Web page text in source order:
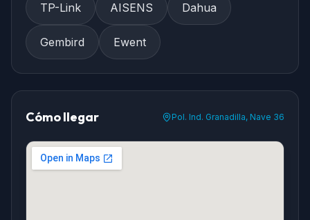
TP-Link AISENS Dahua
Gembird Ewent
Cómo llegar Pol. Ind. Granadilla, Nave 36